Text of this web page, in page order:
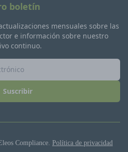
boletín
mensuales sobre las
e información sobre nuestro
continuo.
Suscribir
Compliance. Política de privacidad